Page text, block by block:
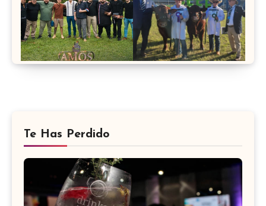
Te Has Perdido